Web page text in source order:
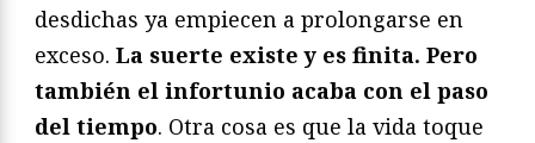
desdichas ya empiecen a prolongarse en
exceso. La suerte existe y es finita. Pero
también el infortunio acaba con el paso
del tiempo. Otra cosa es que la vida toque